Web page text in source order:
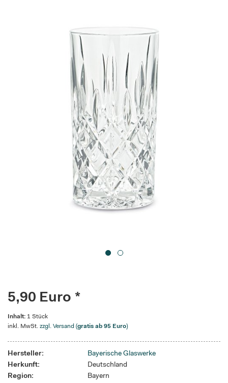
5,90 Euro *
Inhalt: 1 Stück
inkl. MwSt. zzgl. Versand (gratis ab 95 Euro)
Hersteller:
Bayerische Glaswerke
Herkunft:
Deutschland
Region:
Bayern